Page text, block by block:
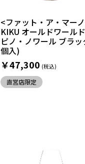
<ファット・ア・マー
KIKU オールドワールド
ピノ・ノワール ブラッ
個入)
￥47,300
直営店限定